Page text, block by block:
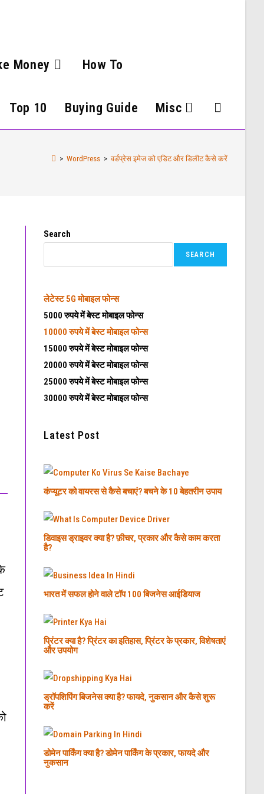
Money How To
Top 10 Buying Guide Misc
> WordPress > वर्डप्रेस इमेज को एडिट और डिलीट कैसे करें
Search
SEARCH
लेटेस्ट5G मोबाइल फोन्स
5000 रुपये में बेस्ट मोबाइल फोन्स
10000 रुपये में बेस्ट मोबाइल फोन्स
15000 रुपये में बेस्ट मोबाइल फोन्स
20000 रुपये में बेस्ट मोबाइल फोन्स
25000 रुपये में बेस्ट मोबाइल फोन्स
30000 रुपये में बेस्ट मोबाइल फोन्स
Latest Post
कंप्यूटर को वायरस से कैसे बचाएं? बचने के 10 बेहतरीन उपाय
डिवाइस ड्राइवर क्या है? फ़ीचर, प्रकार और कैसे काम करता
है?
भारत में सफल होने वाले टॉप 100 बिजनेस आईडियाज
प्रिंटर क्या है? प्रिंटर का इतिहास, प्रिंटर के प्रकार, विशेषताएं
और उपयोग
ड्रॉपशिपिंग बिजनेस क्या है? फायदे, नुकसान और कैसे शुरू
करें
डोमेन पार्किंग क्या है? डोमेन पार्किंग के प्रकार, फायदे और
नुकसान